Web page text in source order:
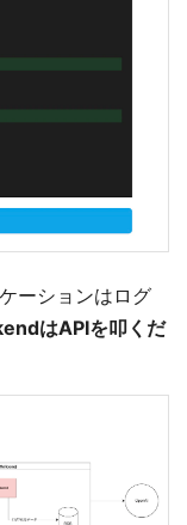
ーションはログ
はAPIを叩くだ